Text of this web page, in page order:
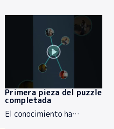
Primera pieza del puzzle
completada
El conocimiento ha…